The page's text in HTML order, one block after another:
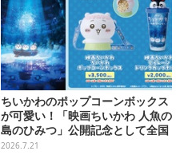
ちいかわのポップコーンボックス
が可愛い！「映画ちいかわ 人魚の
島のひみつ」公開記念として全国
劇場で販売決定、セイレーンドリ
2026.7.21